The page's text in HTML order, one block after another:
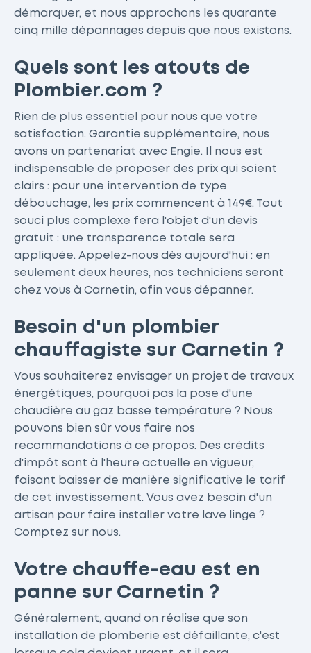
démarquer, et nous approchons les quarante
cinq mille dépannages depuis que nous existons.
Quels sont les atouts de
Plombier.com ?
Rien de plus essentiel pour nous que votre
satisfaction. Garantie supplémentaire, nous
avons un partenariat avec Engie. Il nous est
indispensable de proposer des prix qui soient
clairs : pour une intervention de type
débouchage, les prix commencent à 149€. Tout
souci plus complexe fera l'objet d'un devis
gratuit : une transparence totale sera
appliquée. Appelez-nous dès aujourd'hui : en
seulement deux heures, nos techniciens seront
chez vous à Carnetin, afin vous dépanner.
Besoin d'un plombier
chauffagiste sur Carnetin ?
Vous souhaiterez envisager un projet de travaux
énergétiques, pourquoi pas la pose d'une
chaudière au gaz basse température ? Nous
pouvons bien sûr vous faire nos
recommandations à ce propos. Des crédits
d'impôt sont à l'heure actuelle en vigueur,
faisant baisser de manière significative le tarif
de cet investissement. Vous avez besoin d'un
artisan pour faire installer votre lave linge ?
Comptez sur nous.
Votre chauffe-eau est en
panne sur Carnetin ?
Généralement, quand on réalise que son
installation de plomberie est défaillante, c'est